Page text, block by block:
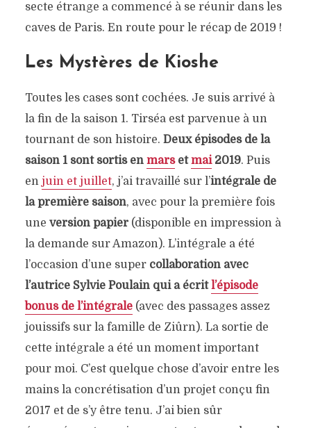
secte étrange a commencé à se réunir dans les
caves de Paris. En route pour le récap de 2019 !
Les Mystères de Kioshe
Toutes les cases sont cochées. Je suis arrivé à
la fin de la saison 1. Tirséa est parvenue à un
tournant de son histoire. Deux épisodes de la
saison 1 sont sortis en marsetmai2019. Puis
en juin et juillet, j’ai travaillé sur l’intégrale de
la première saison, avec pour la première fois
une version papier(disponible en impression à
la demande sur Amazon). L’intégrale a été
l’occasion d’une super collaboration avec
l’autrice Sylvie Poulain qui a écritl’épisode
bonus de l’intégrale(avec des passages assez
jouissifs sur la famille de Ziûrn). La sortie de
cette intégrale a été un moment important
pour moi. C’est quelque chose d’avoir entre les
mains la concrétisation d’un projet conçu fin
2017 et de s’y être tenu. J’ai bien sûr